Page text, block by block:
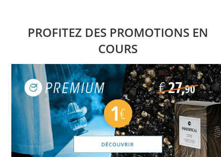
PROFITEZ DES PROMOTIONS EN
COURS